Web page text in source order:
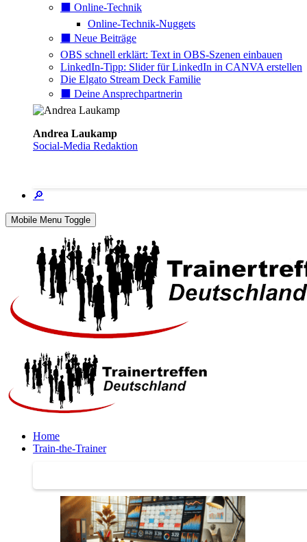
⬛️ Online-Technik
Online-Technik-Nuggets
⬛️ Neue Beiträge
OBS schnell erklärt: Text in OBS-Szenen einbauen
LinkedIn-Tipp: Slider für LinkedIn in CANVA erstellen
Die Elgato Stream Deck Familie
⬛️ Deine Ansprechpartnerin
Andrea Laukamp
Social-Media Redaktion
🔎
Mobile Menu Toggle
Home
Train-the-Trainer